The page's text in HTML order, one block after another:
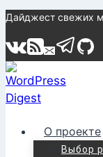
Перейти
содержимому
Дайджест свежих
О проекте
Выбор